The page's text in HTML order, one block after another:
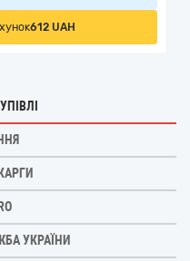
612 UAH
УКРАЇНИ